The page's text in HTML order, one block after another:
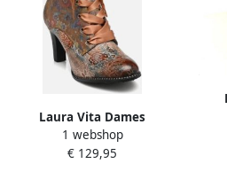
Laura Vita Dames
Enkellaars Alcbaneo 141
Gris Multicolour
1 webshop
€ 129,95